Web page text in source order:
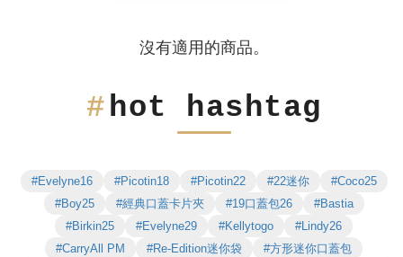
沒有適用的商品。
hot hashtag
#Evelyne16 #Picotin18 #Picotin22 #22迷你
#Coco25
#Boy25
#經典口蓋卡片夾 #19口蓋包26
#Bastia
#Birkin25
#Evelyne29 #Kellytogo
#Lindy26
#CarryAll PM
#Re-Edition迷你袋
#方形迷你口蓋包